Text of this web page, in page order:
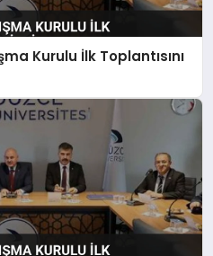
Kurulu İlk Toplantısını